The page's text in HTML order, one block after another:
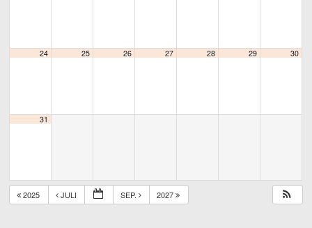
24 25 26 27 28 29 30
31
2025 JULI SEP. 2027